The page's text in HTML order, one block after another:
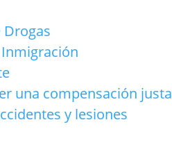
Drogas
una compensación justa
y lesiones